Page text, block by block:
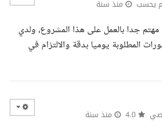
يحسب منذ سنة
جدا بالعمل على هذا المشروع، ولدي
المطلوبة يوميا بدقة والالتزام في
منذ سنة